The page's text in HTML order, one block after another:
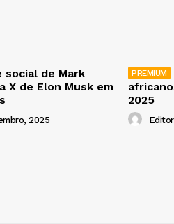
social de Mark
X de Elon Musk em
2025
2025
Editor